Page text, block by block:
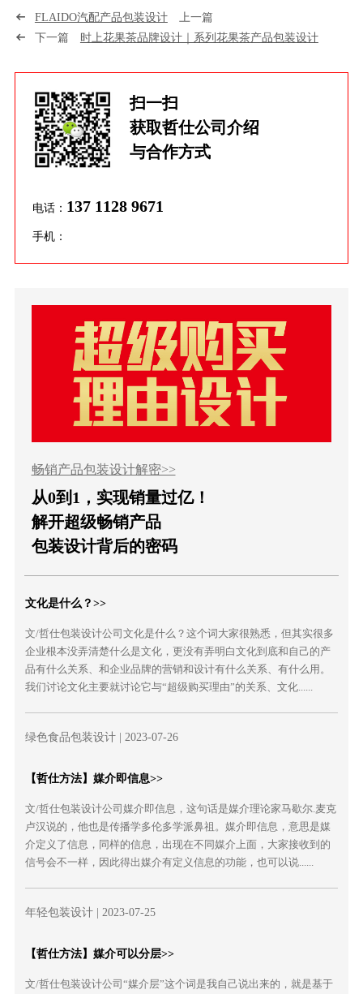
FLAIDO汽配产品包装设计上一篇
下一篇 时上花果茶品牌设计｜系列花果茶产品包装设计
扫一扫
获取哲仕公司介绍
与合作方式
电话： 137 1128 9671
手机：
畅销产品包装设计解密>>
从0到1，实现销量过亿！
解开超级畅销产品
包装设计背后的密码
文化是什么？>>
文/哲仕包装设计公司文化是什么？这个词大家很熟悉，但其实很多
企业根本没弄清楚什么是文化，更没有弄明白文化到底和自己的产
品有什么关系、和企业品牌的营销和设计有什么关系、有什么用。
我们讨论文化主要就讨论它与“超级购买理由”的关系、文化......
绿色食品包装设计| 2023-07-26
【哲仕方法】媒介即信息>>
文/哲仕包装设计公司媒介即信息，这句话是媒介理论家马歇尔.麦克
卢汉说的，他也是传播学多伦多学派鼻祖。媒介即信息，意思是媒
介定义了信息，同样的信息，出现在不同媒介上面，大家接收到的
信号会不一样，因此得出媒介有定义信息的功能，也可以说......
年轻包装设计| 2023-07-25
【哲仕方法】媒介可以分层>>
文/哲仕包装设计公司“媒介层”这个词是我自己说出来的，就是基于